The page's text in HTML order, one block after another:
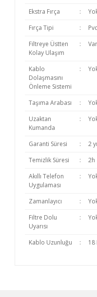
Ekstra Fırça :
Fırça Tipi
:
Pvc
Filtreye Üstten
Kolay Ulaşım
: Var
Kablo
Dolaşmasını
Önleme Sistemi
:
Taşıma Arabası :
Uzaktan
Kumanda
:
Garanti Süresi :
2
Temizlik Süresi
:
2h
Akıllı Telefon
Uygulaması
:
Zamanlayıcı :
Filtre Dolu
Uyarısı
:
Kablo Uzunluğu : 18